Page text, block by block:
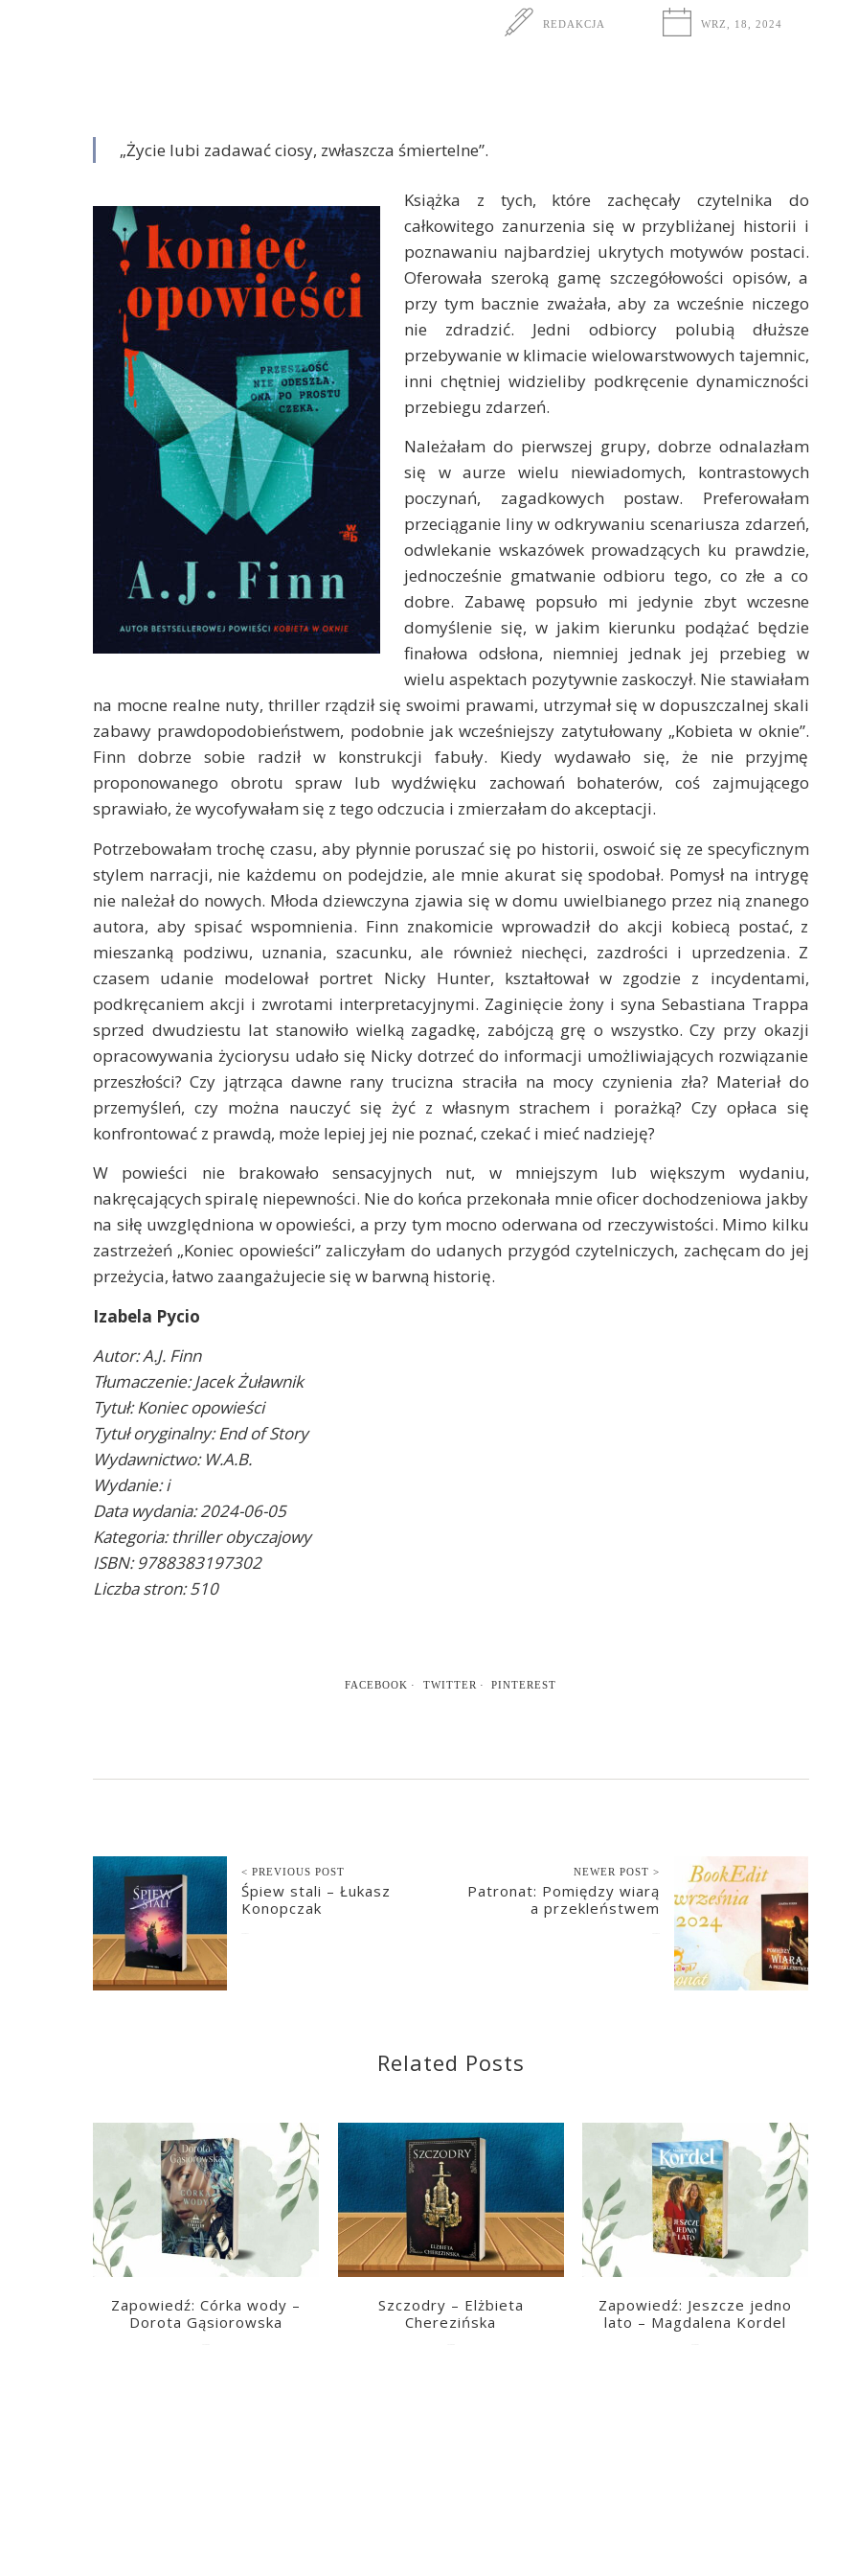
REDAKCJA WRZ, 18, 2024
„Życie lubi zadawać ciosy, zwłaszcza śmiertelne”.
Książka z tych, które zachęcały czytelnika do
całkowitego zanurzenia się w przybliżanej historii i
poznawaniu najbardziej ukrytych motywów postaci.
Oferowała szeroką gamę szczegółowości opisów, a
przy tym bacznie zważała, aby za wcześnie niczego
nie zdradzić. Jedni odbiorcy polubią dłuższe
przebywanie w klimacie wielowarstwowych tajemnic,
inni chętniej widzieliby podkręcenie dynamiczności
przebiegu zdarzeń.
Należałam do pierwszej grupy, dobrze odnalazłam
się w aurze wielu niewiadomych, kontrastowych
poczynań, zagadkowych postaw. Preferowałam
przeciąganie liny w odkrywaniu scenariusza zdarzeń,
odwlekanie wskazówek prowadzących ku prawdzie,
jednocześnie gmatwanie odbioru tego, co złe a co
dobre. Zabawę popsuło mi jedynie zbyt wczesne
domyślenie się, w jakim kierunku podążać będzie
finałowa odsłona, niemniej jednak jej przebieg w
wielu aspektach pozytywnie zaskoczył. Nie stawiałam
na mocne realne nuty, thriller rządził się swoimi prawami, utrzymał się w dopuszczalnej skali
zabawy prawdopodobieństwem, podobnie jak wcześniejszy zatytułowany „Kobieta w oknie”.
Finn dobrze sobie radził w konstrukcji fabuły. Kiedy wydawało się, że nie przyjmę
proponowanego obrotu spraw lub wydźwięku zachowań bohaterów, coś zajmującego
sprawiało, że wycofywałam się z tego odczucia i zmierzałam do akceptacji.
Potrzebowałam trochę czasu, aby płynnie poruszać się po historii, oswoić się ze specyficznym
stylem narracji, nie każdemu on podejdzie, ale mnie akurat się spodobał. Pomysł na intrygę
nie należał do nowych. Młoda dziewczyna zjawia się w domu uwielbianego przez nią znanego
autora, aby spisać wspomnienia. Finn znakomicie wprowadził do akcji kobiecą postać, z
mieszanką podziwu, uznania, szacunku, ale również niechęci, zazdrości i uprzedzenia. Z
czasem udanie modelował portret Nicky Hunter, kształtował w zgodzie z incydentami,
podkręcaniem akcji i zwrotami interpretacyjnymi. Zaginięcie żony i syna Sebastiana Trappa
sprzed dwudziestu lat stanowiło wielką zagadkę, zabójczą grę o wszystko. Czy przy okazji
opracowywania życiorysu udało się Nicky dotrzeć do informacji umożliwiających rozwiązanie
przeszłości? Czy jątrząca dawne rany trucizna straciła na mocy czynienia zła? Materiał do
przemyśleń, czy można nauczyć się żyć z własnym strachem i porażką? Czy opłaca się
konfrontować z prawdą, może lepiej jej nie poznać, czekać i mieć nadzieję?
W powieści nie brakowało sensacyjnych nut, w mniejszym lub większym wydaniu,
nakręcających spiralę niepewności. Nie do końca przekonała mnie oficer dochodzeniowa jakby
na siłę uwzględniona w opowieści, a przy tym mocno oderwana od rzeczywistości. Mimo kilku
zastrzeżeń „Koniec opowieści” zaliczyłam do udanych przygód czytelniczych, zachęcam do jej
przeżycia, łatwo zaangażujecie się w barwną historię.
Izabela Pycio
Autor: A.J. Finn
Tłumaczenie: Jacek Żuławnik
Tytuł: Koniec opowieści
Tytuł oryginalny: End of Story
Wydawnictwo: W.A.B.
Wydanie: i
Data wydania: 2024-06-05
Kategoria: thriller obyczajowy
ISBN: 9788383197302
Liczba stron: 510
FACEBOOK TWITTER PINTEREST
< PREVIOUS POST
Śpiew stali – Łukasz
Konopczak
NEWER POST >
Patronat: Pomiędzy wiarą
a przekleństwem
Related Posts
Zapowiedź: Córka wody –
Dorota Gąsiorowska
Szczodry – Elżbieta
Cherezińska
Zapowiedź: Jeszcze jedno
lato – Magdalena Kordel